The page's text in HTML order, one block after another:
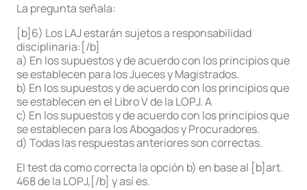
La pregunta señala:
[b]6) Los LAJ estarán sujetos a responsabilidad
disciplinaria:[/b]
a) En los supuestos y de acuerdo con los principios que
se establecen para los Jueces y Magistrados.
b) En los supuestos y de acuerdo con los principios que
se establecen en el Libro V de la LOPJ. A
c) En los supuestos y de acuerdo con los principios que
se establecen para los Abogados y Procuradores.
d) Todas las respuestas anteriores son correctas.
El test da como correcta la opción b) en base al [b]art.
468 de la LOPJ,[/b] y así es.